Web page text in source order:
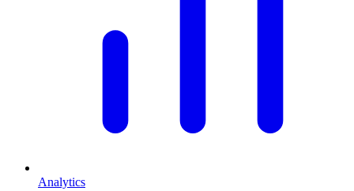
Analytics